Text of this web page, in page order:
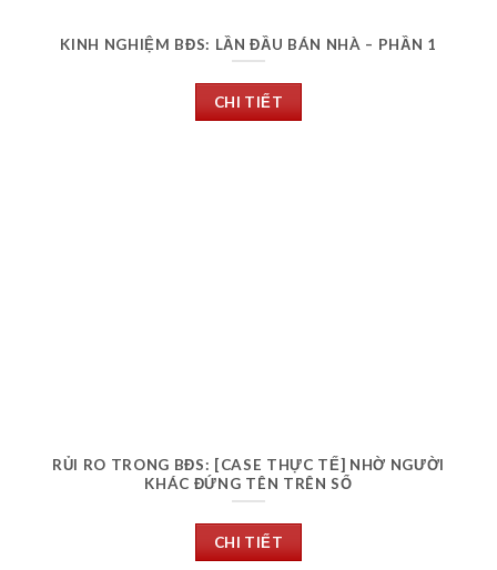
KINH NGHIỆM BĐS: LẦN ĐẦU BÁN NHÀ – PHẦN 1
CHI TIẾT
RỦI RO TRONG BĐS: [CASE THỰC TẾ] NHỜ NGƯỜI
KHÁC ĐỨNG TÊN TRÊN SỔ
CHI TIẾT